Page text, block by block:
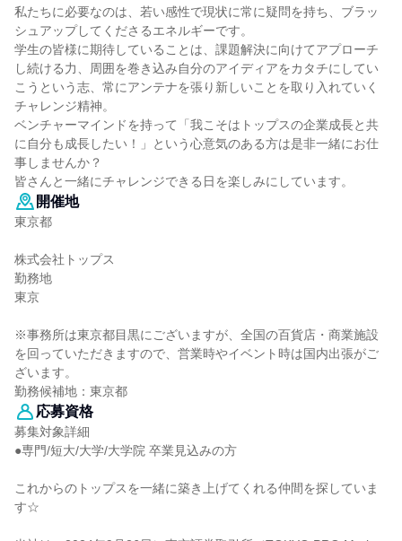
私たちに必要なのは、若い感性で現状に常に疑問を持ち、ブラッ
シュアップしてくださるエネルギーです。
学生の皆様に期待していることは、課題解決に向けてアプローチ
し続ける力、周囲を巻き込み自分のアイディアをカタチにしてい
こうという志、常にアンテナを張り新しいことを取り入れていく
チャレンジ精神。
ベンチャーマインドを持って「我こそはトップスの企業成長と共
に自分も成長したい！」という心意気のある方は是非一緒にお仕
事しませんか？
皆さんと一緒にチャレンジできる日を楽しみにしています。
開催地
東京都
株式会社トップス
勤務地
東京
※事務所は東京都目黒にございますが、全国の百貨店・商業施設
を回っていただきますので、営業時やイベント時は国内出張がご
ざいます。
勤務候補地：東京都
応募資格
募集対象詳細
●専門/短大/大学/大学院 卒業見込みの方
これからのトップスを一緒に築き上げてくれる仲間を探していま
す☆